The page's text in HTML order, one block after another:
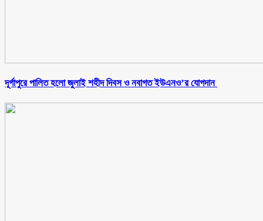
‎দূর্গাপুরে পালিত হলো জুলাই শহীদ দিবস ও নবাগত ইউএনও’র যোগদান ‎